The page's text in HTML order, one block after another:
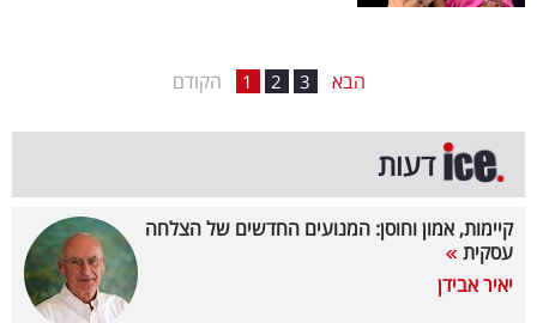
המילון
הכלכלי
פודקאסט
40
הקודם 1 2 3 הבא
דעות
קיימות, אמון וחוסן: המנועים החדשים של הצלחה
עסקית
יאיר אבידן